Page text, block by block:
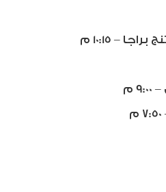
– 10:15 م
م